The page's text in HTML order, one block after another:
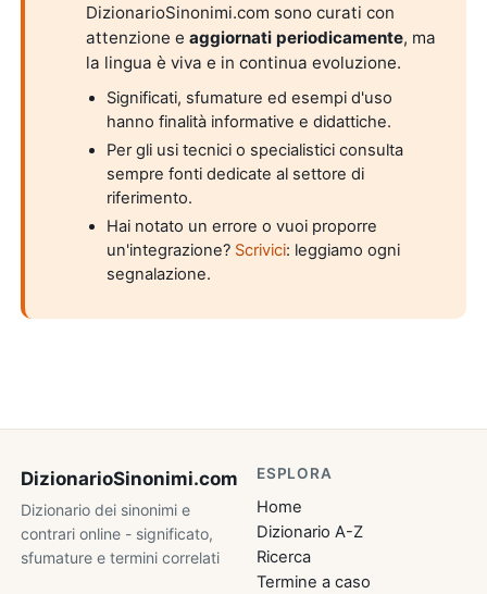
DizionarioSinonimi.com sono curati con
attenzione eaggiornati periodicamente, ma
la lingua è viva e in continua evoluzione.
Significati, sfumature ed esempi d'uso
hanno finalità informative e didattiche.
Per gli usi tecnici o specialistici consulta
sempre fonti dedicate al settore di
riferimento.
Hai notato un errore o vuoi proporre
un'integrazione? Scrivici: leggiamo ogni
segnalazione.
DizionarioSinonimi.com
Dizionario dei sinonimi e
contrari online - significato,
sfumature e termini correlati
ESPLORA
Home
Dizionario A-Z
Ricerca
Termine a caso